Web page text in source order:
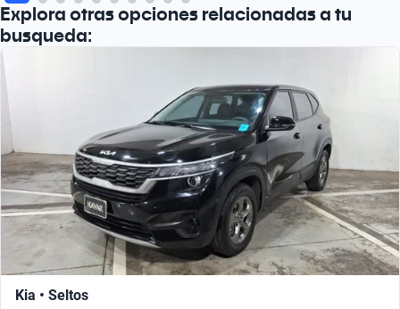
Explora otras opciones relacionadas a tu
busqueda:
Kia • Seltos